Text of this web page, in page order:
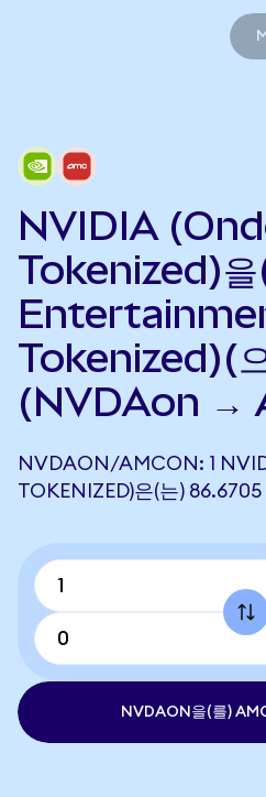
NVIDIA
Tokenized)
Tokenized)(
(NVDAon →
NVDAON/AMCON: 1
TOKENIZED)은(는)
NVDAON을(를)